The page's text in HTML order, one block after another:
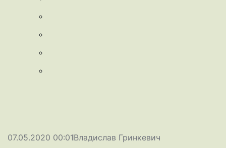
07.05.2020 00:01Владислав Гринкевич